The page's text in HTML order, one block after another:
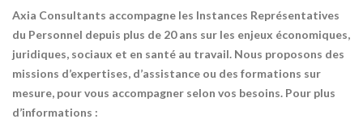
Axia Consultants accompagne les Instances Représentatives
du Personnel depuis plus de 20 ans sur les enjeux économiques,
juridiques, sociaux et en santé au travail. Nous proposons des
missions d’expertises, d’assistance ou des formations sur
mesure, pour vous accompagner selon vos besoins. Pour plus
d’informations :